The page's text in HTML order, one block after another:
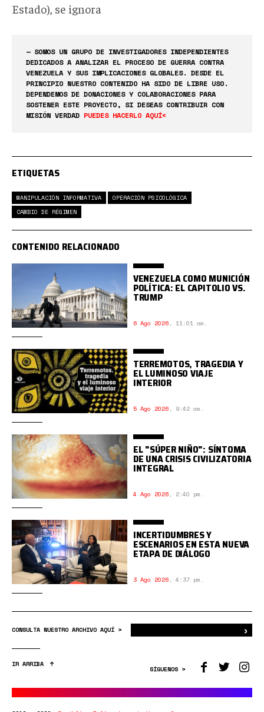
Estado), se ignora
— SOMOS UN GRUPO DE INVESTIGADORES INDEPENDIENTES
DEDICADOS A ANALIZAR EL PROCESO DE GUERRA CONTRA
VENEZUELA Y SUS IMPLICACIONES GLOBALES. DESDE EL
PRINCIPIO NUESTRO CONTENIDO HA SIDO DE LIBRE USO.
DEPENDEMOS DE DONACIONES Y COLABORACIONES PARA
SOSTENER ESTE PROYECTO, SI DESEAS CONTRIBUIR CON
MISIÓN VERDAD PUEDES HACERLO AQUÍ<
ETIQUETAS
MANIPULACIÓN INFORMATIVA
OPERACIÓN PSICOLÓGICA
CAMBIO DE RÉGIMEN
CONTENIDO RELACIONADO
VENEZUELA COMO MUNICIÓN
POLÍTICA: EL CAPITOLIO VS.
TRUMP
6 Ago 2026, 11:01 am.
TERREMOTOS, TRAGEDIA Y
EL LUMINOSO VIAJE
INTERIOR
5 Ago 2026, 9:42 am.
EL "SÚPER NIÑO": SÍNTOMA
DE UNA CRISIS CIVILIZATORIA
INTEGRAL
4 Ago 2026, 2:40 pm.
INCERTIDUMBRES Y
ESCENARIOS EN ESTA NUEVA
ETAPA DE DIÁLOGO
3 Ago 2026, 4:37 pm.
CONSULTA NUESTRO ARCHIVO AQUÍ > ›
IR ARRIBA
SÍGUENOS >